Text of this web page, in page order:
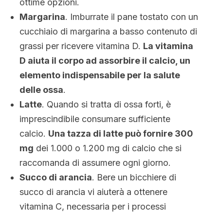
ottime opzioni.
Margarina. Imburrate il pane tostato con un
cucchiaio di margarina a basso contenuto di
grassi per ricevere vitamina D. La vitamina
D aiuta il corpo ad assorbire il calcio, un
elemento indispensabile per la salute
delle ossa.
Latte. Quando si tratta di ossa forti, è
imprescindibile consumare sufficiente
calcio. Una tazza di latte può fornire 300
mg dei 1.000 o 1.200 mg di calcio che si
raccomanda di assumere ogni giorno.
Succo di arancia. Bere un bicchiere di
succo di arancia vi aiuterà a ottenere
vitamina C, necessaria per i processi